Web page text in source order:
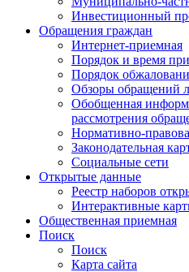
Инвестиционный
Обращения граждан
Интернет-приемная
Порядок и время
Порядок
Обзоры обращений
Обобщенная
рассмотрения
Нормативно-
Законодательная
Социальные сети
Открытые данные
Реестр наборов
Интерактивные
Общественная приемная
Поиск
Поиск
Карта сайта